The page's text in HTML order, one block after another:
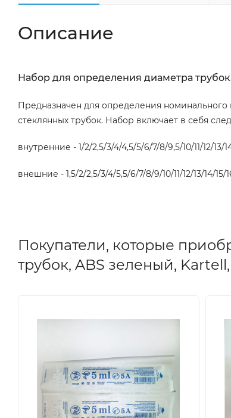
Описание
Набор для определения диаметра
Предназначен для определения
стеклянных трубок. Набор включает в себя
внутренние - 1/2/2,5/3/4/4,5/5/6/7/8/9,5/10/11/12/13/
внешние - 1,5/2/2,5/3/4/5,5/6/7/8/9/10/11/12/13/14/15/
Покупатели, которые
трубок, ABS зеленый,